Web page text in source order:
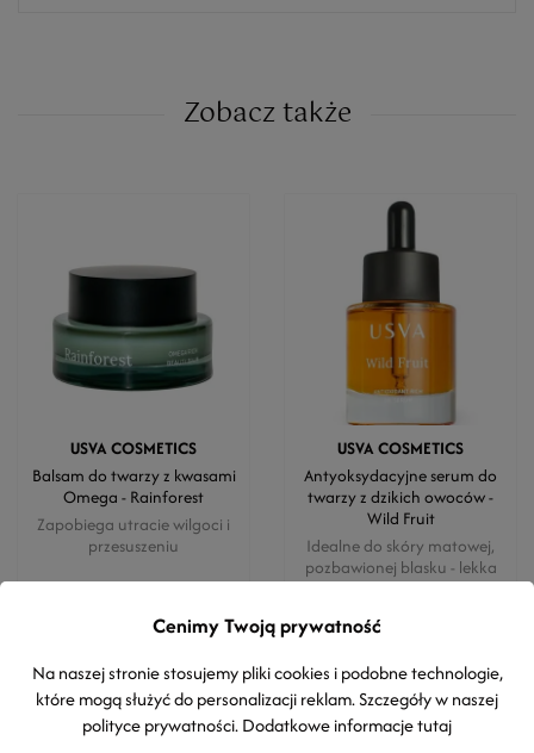
Zobacz także
USVA COSMETICS
Balsam do twarzy z kwasami
Omega - Rainforest
Zapobiega utracie wilgoci i
przesuszeniu
104,00 zł
USVA COSMETICS
Antyoksydacyjne serum do
twarzy z dzikich owoców -
Wild Fruit
Idealne do skóry matowej,
pozbawionej blasku - lekka
ochrona przeciwsloneczna
138,00 zł
Cenimy Twoją prywatność
Na naszej stronie stosujemy pliki cookies i podobne technologie,
które mogą służyć do personalizacji reklam. Szczegóły w naszej
polityce prywatności. Dodatkowe informacjetutaj